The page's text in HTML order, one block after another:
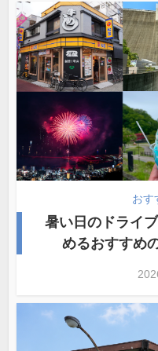
おす
暑い日のドライ
めるおすすめ